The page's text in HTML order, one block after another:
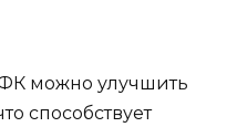
можно улучшить
способствует